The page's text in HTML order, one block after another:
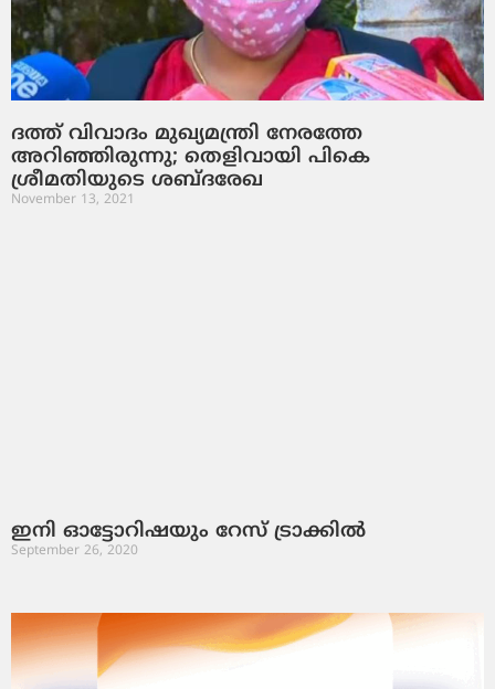
ദത്ത് വിവാദം മുഖ്യമന്ത്രി നേരത്തേ
അറിഞ്ഞിരുന്നു; തെളിവായി പികെ
ശ്രീമതിയുടെ ശബ്ദരേഖ
November 13, 2021
ഇനി ഓട്ടോറിഷയും റേസ് ട്രാക്കില്‍
September 26, 2020